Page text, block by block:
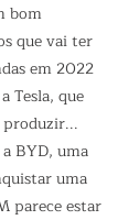
bom
que vai ter
em 2022
Tesla, que
produzir...
BYD, uma
uma
parece estar